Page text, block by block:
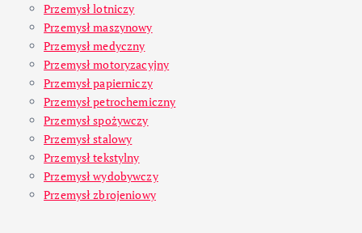
Przemysł lotniczy
Przemysł maszynowy
Przemysł medyczny
Przemysł motoryzacyjny
Przemysł papierniczy
Przemysł petrochemiczny
Przemysł spożywczy
Przemysł stalowy
Przemysł tekstylny
Przemysł wydobywczy
Przemysł zbrojeniowy